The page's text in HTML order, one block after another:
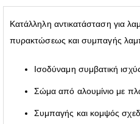
Κατάλληλη αντικατάσταση για
πυρακτώσεως και συμπαγής
Ισοδύναμη συμβατική
Σώμα από αλουμίνιο με
Συμπαγής και κομψός